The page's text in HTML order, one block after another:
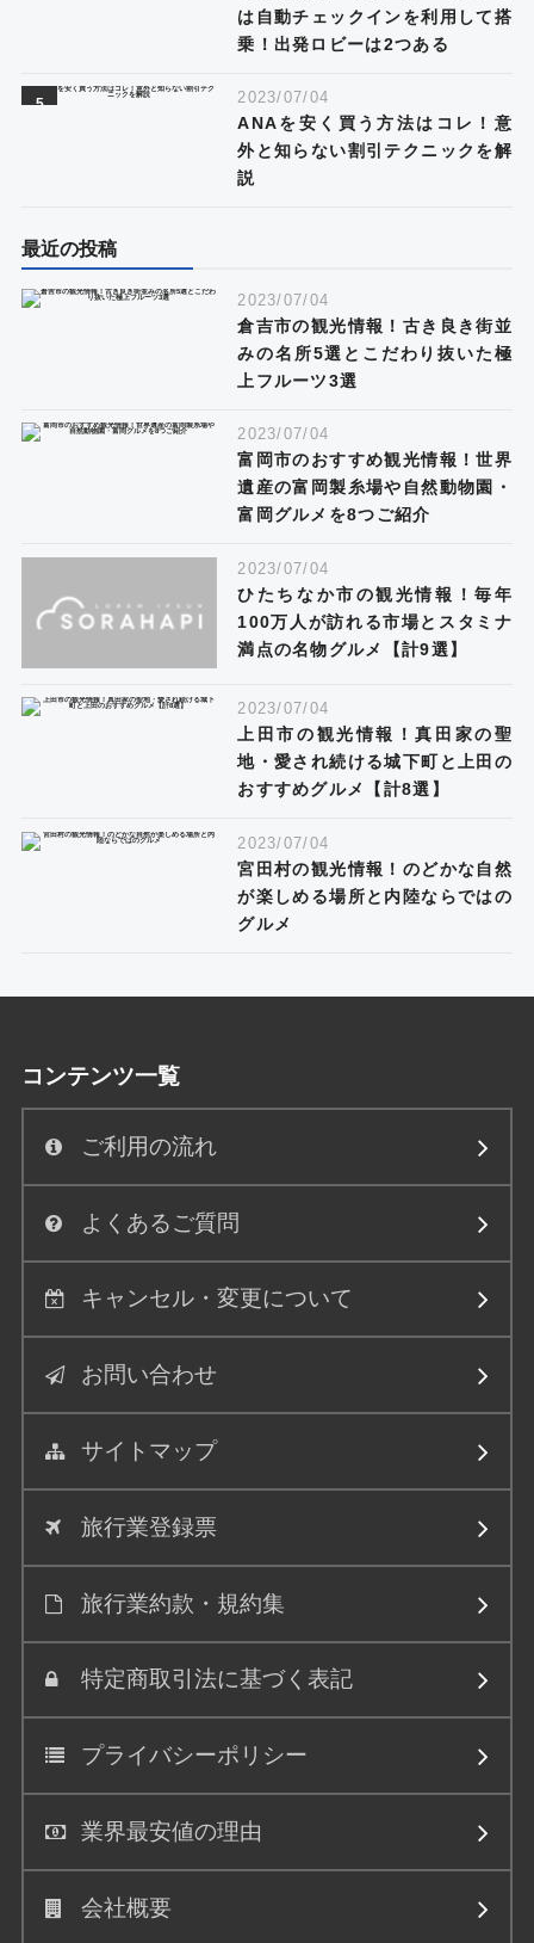
は自動チェックインを利用して搭
乗！出発ロビーは2つある
2023/07/04
ANAを安く買う方法はコレ！意
外と知らない割引テクニックを解
説
最近の投稿
2023/07/04
倉吉市の観光情報！古き良き街並
みの名所5選とこだわり抜いた極
上フルーツ3選
2023/07/04
富岡市のおすすめ観光情報！世界
遺産の富岡製糸場や自然動物園・
富岡グルメを8つご紹介
2023/07/04
ひたちなか市の観光情報！毎年
100万人が訪れる市場とスタミナ
満点の名物グルメ【計9選】
2023/07/04
上田市の観光情報！真田家の聖
地・愛され続ける城下町と上田の
おすすめグルメ【計8選】
2023/07/04
宮田村の観光情報！のどかな自然
が楽しめる場所と内陸ならではの
グルメ
コンテンツ一覧
ご利用の流れ
よくあるご質問
キャンセル・変更について
お問い合わせ
サイトマップ
旅行業登録票
旅行業約款・規約集
特定商取引法に基づく表記
プライバシーポリシー
業界最安値の理由
会社概要